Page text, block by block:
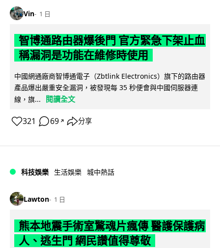
Vin 1 日
智博通路由器爆後門 官方緊急下架止血
稱漏洞是功能在維修時使用
中國網通廠商智博通電子（Zbtlink Electronics）旗下的路由器
產品爆出嚴重安全漏洞，被發現每 35 秒便會與中國伺服器連
線，旗...
閱讀全文
321 69 ↗ 分享
科技娛樂 生活娛樂 城中熱話
Lawton 1 日
熊本地震手術室驚魂片瘋傳 醫護保護病
人、逃生門 網民讚值得尊敬